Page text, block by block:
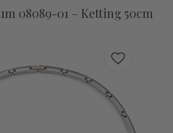
08089-01 – Ketting 50cm